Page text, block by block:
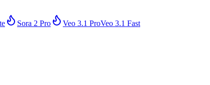
Sora 2 Pro Veo 3.1 ProVeo 3.1 Fast